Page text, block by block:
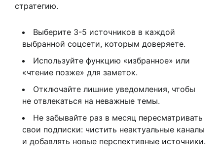
стратегию.
Выберите 3-5 источников в каждой
выбранной соцсети, которым доверяете.
Используйте функцию «избранное» или
«чтение позже» для заметок.
Отключайте лишние уведомления, чтобы
не отвлекаться на неважные темы.
Не забывайте раз в месяц пересматривать
свои подписки: чистить неактуальные каналы
и добавлять новые перспективные источники.